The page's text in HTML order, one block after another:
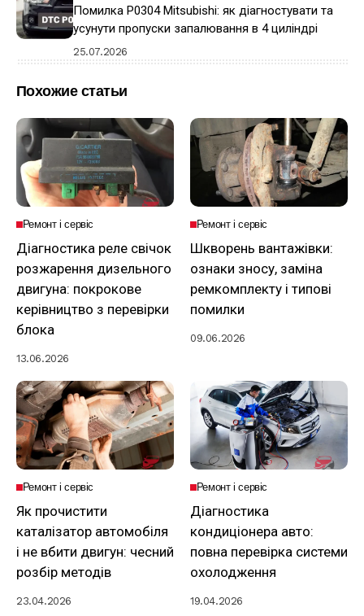
Помилка P0304 Mitsubishi: як діагностувати та
усунути пропуски запалювання в 4 циліндрі
25.07.2026
Похожие статьи
Ремонт і сервіс
Діагностика реле свічок
розжарення дизельного
двигуна: покрокове
керівництво з перевірки
блока
13.06.2026
Ремонт і сервіс
Шкворень вантажівки:
ознаки зносу, заміна
ремкомплекту і типові
помилки
09.06.2026
Ремонт і сервіс
Як прочистити
каталізатор автомобіля
і не вбити двигун: чесний
розбір методів
23.04.2026
Ремонт і сервіс
Діагностика
кондиціонера авто:
повна перевірка системи
охолодження
19.04.2026